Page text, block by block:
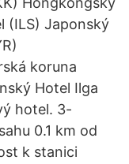
(ILS) Japonský
koruna
Hotel Ilga
hotel. 3-
0.1 km od
k stanici